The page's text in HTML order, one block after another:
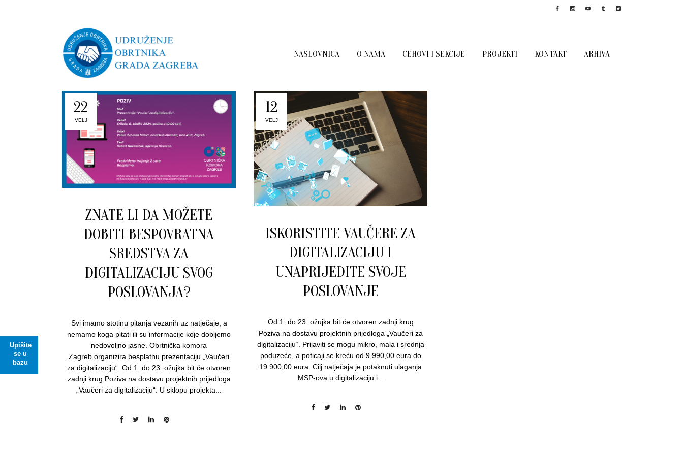
NASLOVNICA O NAMA CEHOVI I SEKCIJE PROJEKTI KONTAKT ARHIVA
Upišite
se u
bazu
22
VELJ
ZNATE LI DA MOŽETE
DOBITI BESPOVRATNA
SREDSTVA ZA
DIGITALIZACIJU SVOG
POSLOVANJA?
Svi imamo stotinu pitanja vezanih uz natječaje, a
nemamo koga pitati ili su informacije koje dobijemo
nedovoljno jasne. Obrtnička komora
Zagreb organizira besplatnu prezentaciju „Vaučeri
za digitalizaciju“. Od 1. do 23. ožujka bit će otvoren
zadnji krug Poziva na dostavu projektnih prijedloga
„Vaučeri za digitalizaciju“. U sklopu projekta...
12
VELJ
ISKORISTITE VAUČERE ZA
DIGITALIZACIJU I
UNAPRIJEDITE SVOJE
POSLOVANJE
Od 1. do 23. ožujka bit će otvoren zadnji krug
Poziva na dostavu projektnih prijedloga „Vaučeri za
digitalizaciju“. Prijaviti se mogu mikro, mala i srednja
poduzeće, a poticaji se kreću od 9.990,00 eura do
19.900,00 eura. Cilj natječaja je potaknuti ulaganja
MSP-ova u digitalizaciju i...